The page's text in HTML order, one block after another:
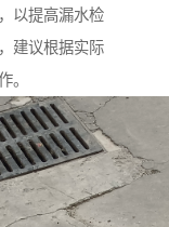
以提高漏水检
建议根据实际
。